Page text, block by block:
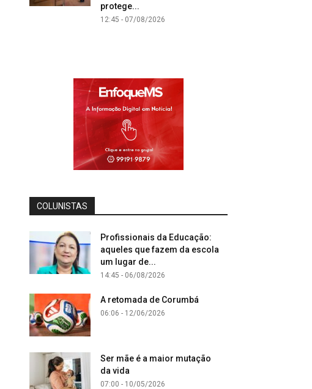
protege...
12:45 - 07/08/2026
COLUNISTAS
Profissionais da Educação:
aqueles que fazem da escola
um lugar de...
14:45 - 06/08/2026
A retomada de Corumbá
06:06 - 12/06/2026
Ser mãe é a maior mutação
da vida
07:00 - 10/05/2026